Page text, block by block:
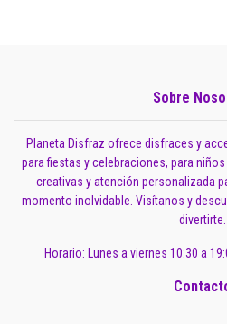
Sobre
Planeta Disfraz ofrece disfraces y
para fiestas y celebraciones, para
creativas y atención personalizada
momento inolvidable. Visítanos y
divertirte.
Horario: Lunes a viernes 10:30 a